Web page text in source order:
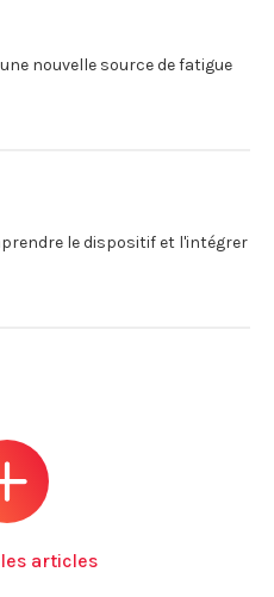
nouvelle source de fatigue
le dispositif et l'intégrer
articles